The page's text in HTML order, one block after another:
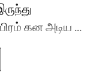
கன அடிய ...